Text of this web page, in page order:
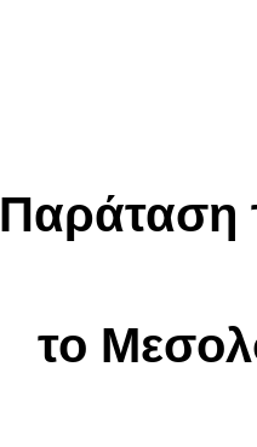
Παράταση
το